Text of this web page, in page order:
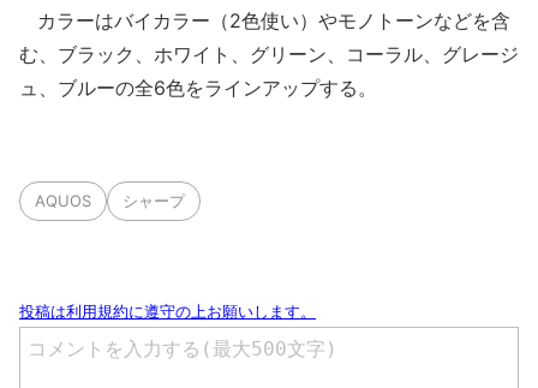
カラーはバイカラー（2色使い）やモノトーンなどを含
む、ブラック、ホワイト、グリーン、コーラル、グレージ
ュ、ブルーの全6色をラインアップする。
AQUOS シャープ